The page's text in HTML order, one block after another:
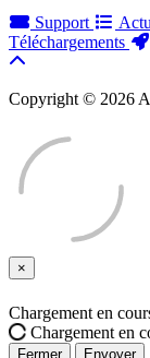
Support
Téléchargements
Copyright © 2026
×
Fermer
Chargement en
Chargement en
Fermer Envoyer